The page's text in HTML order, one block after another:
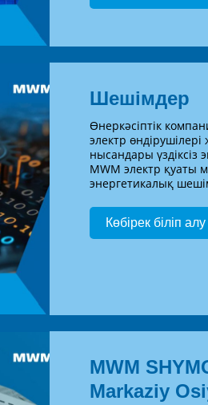
Шешімдер
Өнеркәсіптік
электр
нысандары үздіксіз
MWM электр қуаты
энергетикалық
Көбірек біліп алу
MWM
Markaziy